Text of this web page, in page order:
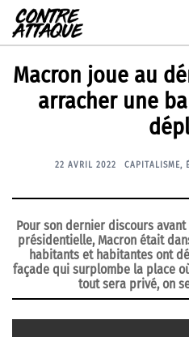
Aller
au
contenu
Macron joue au
arracher une
22 AVRIL 2022 CAPITALISME,
Pour son dernier discours
présidentielle, Macron était
habitants et habitantes ont
façade qui surplombe la place
tout sera privé, on